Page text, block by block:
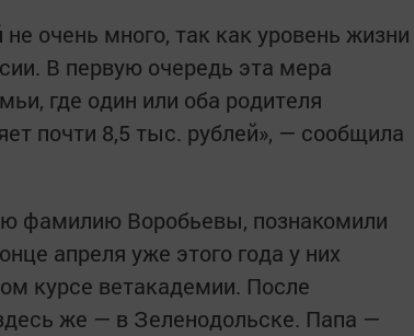
очень много, так как уровень жизни
В первую очередь эта мера
где один или оба родителя
почти 8,5 тыс. рублей», — сообщила
фамилию Воробьевы, познакомили
апреля уже этого года у них
курсе ветакадемии. После
же — в Зеленодольске. Папа —